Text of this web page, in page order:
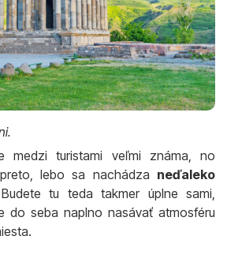
medzi turistami veľmi známa, no
lebo sa nachádza neďaleko
tu teda takmer úplne sami,
do seba naplno nasávať atmosféru